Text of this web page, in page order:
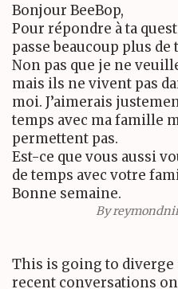
Bonjour BeeBop,
Pour répondre à ta
passe beaucoup plus de
Non pas que je ne
mais ils ne vivent pas
moi. J’aimerais
temps avec ma famille
permettent pas.
Est-ce que vous aussi
de temps avec votre
Bonne semaine.
By
This is going to
recent conversations